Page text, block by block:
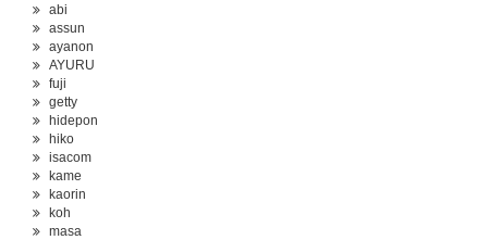
abi
assun
ayanon
AYURU
fuji
getty
hidepon
hiko
isacom
kame
kaorin
koh
masa